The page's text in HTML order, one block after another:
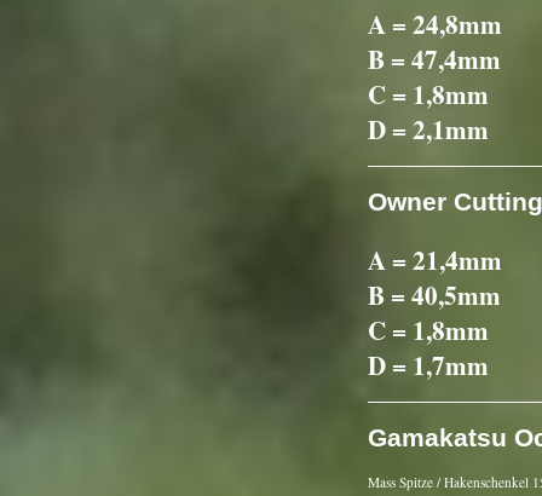
A = 24,8mm
B = 47,4mm
C = 1,8mm
D = 2,1mm
Owner
A = 21,4mm
B = 40,5mm
C = 1,8mm
D = 1,7mm
Gamakatsu
Mass Spitze / Hakenschenkel